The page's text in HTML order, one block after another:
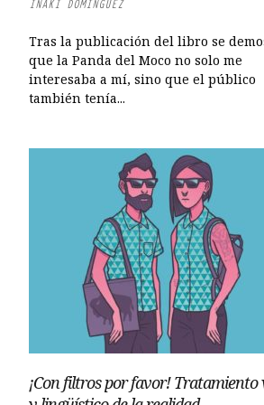
IÑAKI DOMÍNGUEZ
Tras la publicación del libro se
que la Panda del Moco no solo me
interesaba a mí, sino que el público
también tenía...
¡Con filtros por favor! Tratamiento